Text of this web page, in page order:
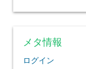
メタ情報
ログイン